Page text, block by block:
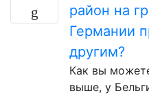
район на
Германии
другим?
Как вы
выше, у